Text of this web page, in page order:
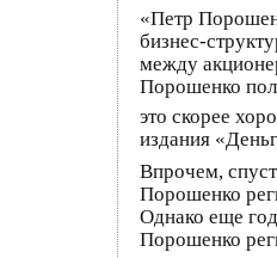
«Петр
бизнес-
между
Порошенко
это скорее
издания
Впрочем,
Порошенко
Однако еще
Порошенко